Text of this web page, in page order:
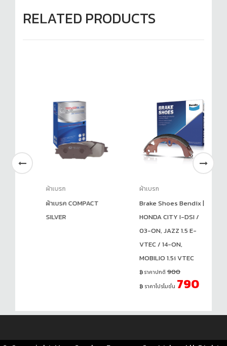
RELATED PRODUCTS
ผ้าเบรก
ผ้าเบรค COMPACT
SILVER
ผ้าเบรก
Brake Shoes Bendix |
HONDA CITY I-DSI /
03-ON, JAZZ 1.5 E-
VTEC / 14-ON,
MOBILIO 1.5i VTEC
ราคาปกติ 900
ราคาโปรโมชั่น 790